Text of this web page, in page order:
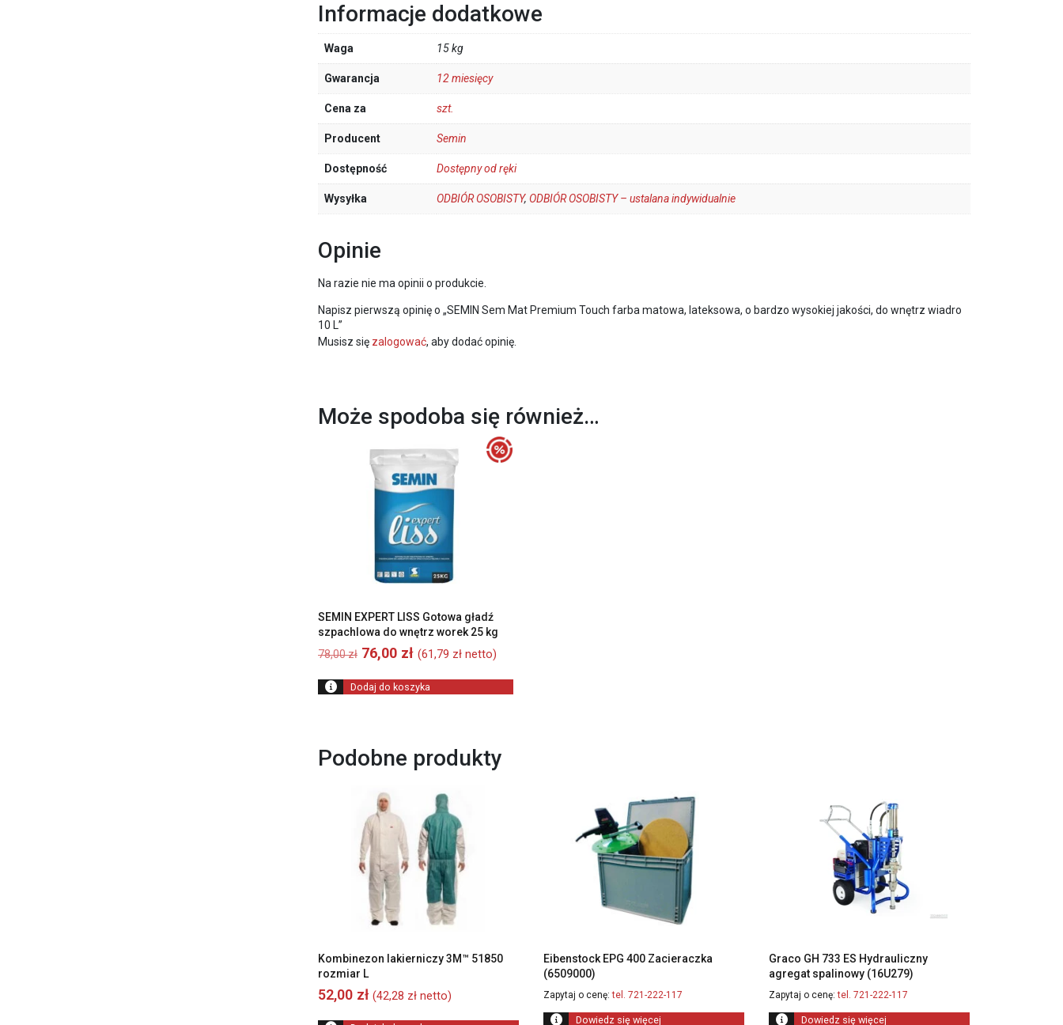
Informacje dodatkowe
Waga 15 kg
Gwarancja 12 miesięcy
Cena za szt.
Producent Semin
Dostępność Dostępny od ręki
Wysyłka ODBIÓR OSOBISTY, ODBIÓR OSOBISTY – ustalana indywidualnie
Opinie
Na razie nie ma opinii o produkcie.
Napisz pierwszą opinię o „SEMIN Sem Mat Premium Touch farba matowa, lateksowa, o bardzo wysokiej jakości, do wnętrz wiadro
10 L”
Musisz się zalogować, aby dodać opinię.
Może spodoba się również…
SEMIN EXPERT LISS Gotowa gładź
szpachlowa do wnętrz worek 25 kg
78,00zł Pierwotna
wynosiła:
78,00 zł.
76,00 złAktualna
wynosi:
76,00 zł.
(61,79 zł netto)
Dodaj do koszyka
Podobne produkty
Kombinezon lakierniczy 3M™ 51850
rozmiar L
52,00 zł (42,28 zł netto)
Eibenstock EPG 400 Zacieraczka
(6509000)
Zapytaj o cenę: tel. 721-222-117
Dowiedz się więcej
Graco GH 733 ES Hydrauliczny
agregat spalinowy (16U279)
Zapytaj o cenę: tel. 721-222-117
Dowiedz się więcej